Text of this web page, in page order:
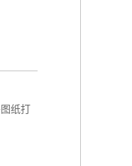
纸打